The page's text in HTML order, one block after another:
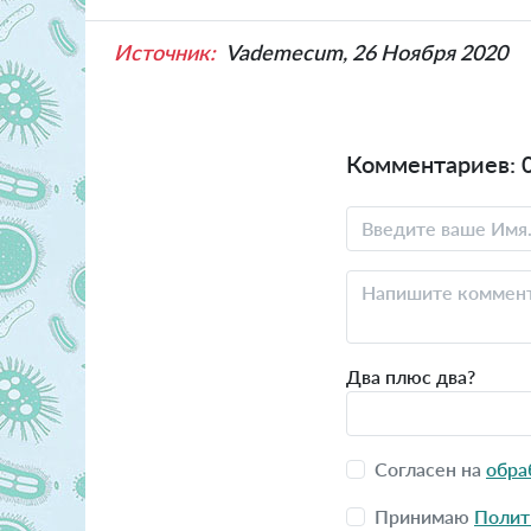
Источник: Vademecum, 26 Ноября 2020
Комментариев:
Два плюс два?
Согласен на
Принимаю